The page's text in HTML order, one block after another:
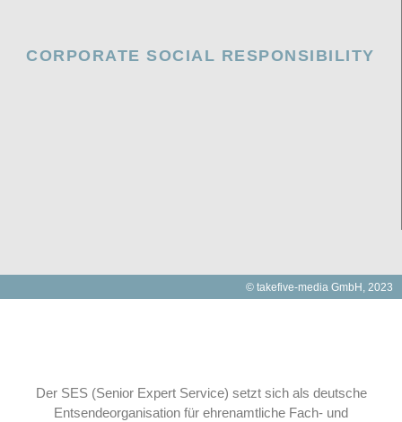
CORPORATE SOCIAL RESPONSIBILITY
© takefive-media GmbH, 2023
Der SES (Senior Expert Service) setzt sich als deutsche
Entsendeorganisation für ehrenamtliche Fach- und